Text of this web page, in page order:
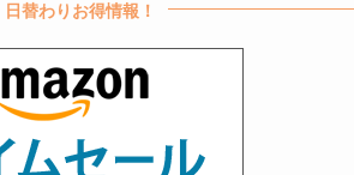
日替わりお得情報！